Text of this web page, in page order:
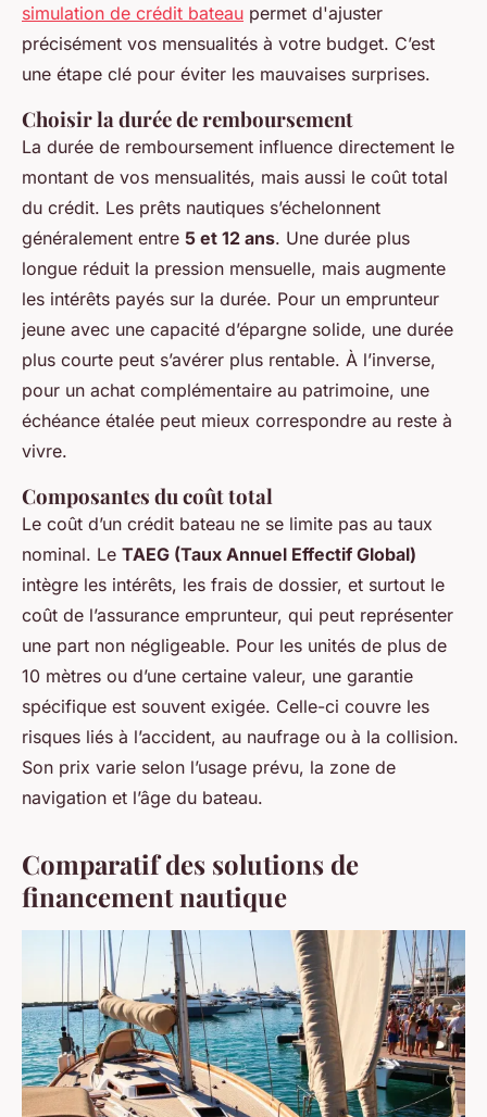
simulation de crédit bateau permet d'ajuster
précisément vos mensualités à votre budget. C’est
une étape clé pour éviter les mauvaises surprises.
Choisir la durée de remboursement
La durée de remboursement influence directement le
montant de vos mensualités, mais aussi le coût total
du crédit. Les prêts nautiques s’échelonnent
généralement entre 5 et 12 ans. Une durée plus
longue réduit la pression mensuelle, mais augmente
les intérêts payés sur la durée. Pour un emprunteur
jeune avec une capacité d’épargne solide, une durée
plus courte peut s’avérer plus rentable. À l’inverse,
pour un achat complémentaire au patrimoine, une
échéance étalée peut mieux correspondre au reste à
vivre.
Composantes du coût total
Le coût d’un crédit bateau ne se limite pas au taux
nominal. Le TAEG (Taux Annuel Effectif Global)
intègre les intérêts, les frais de dossier, et surtout le
coût de l’assurance emprunteur, qui peut représenter
une part non négligeable. Pour les unités de plus de
10 mètres ou d’une certaine valeur, une garantie
spécifique est souvent exigée. Celle-ci couvre les
risques liés à l’accident, au naufrage ou à la collision.
Son prix varie selon l’usage prévu, la zone de
navigation et l’âge du bateau.
Comparatif des solutions de
financement nautique